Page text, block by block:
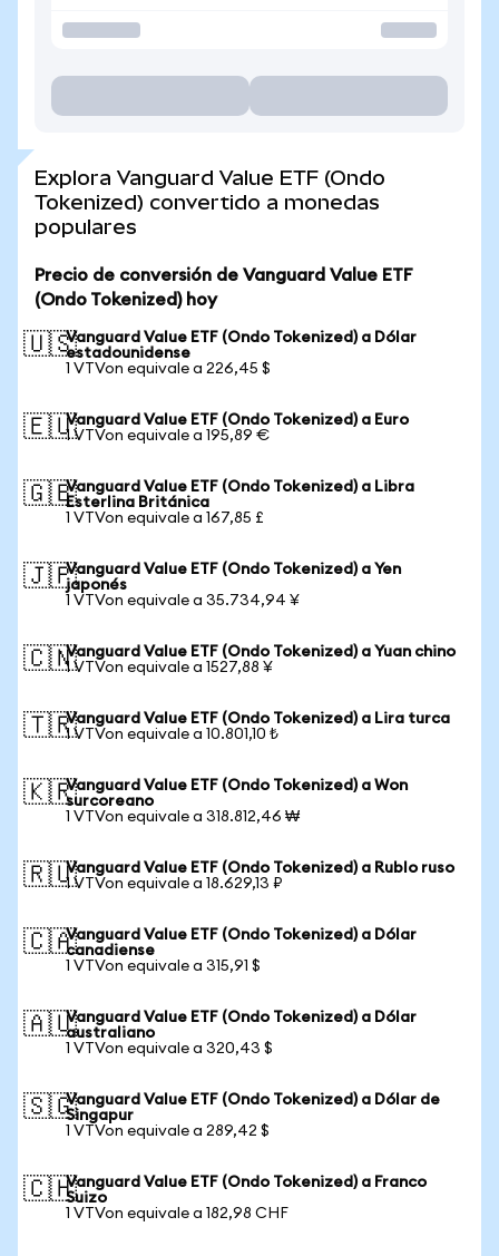
Explora Vanguard Value ETF (Ondo
Tokenized) convertido a monedas
populares
Precio de conversión de Vanguard Value ETF
(Ondo Tokenized) hoy
🇺🇸Vanguard Value ETF (Ondo Tokenized) a Dólar
estadounidense
1 VTVon equivale a 226,45 $
🇪🇺Vanguard Value ETF (Ondo Tokenized) a Euro
1 VTVon equivale a 195,89 €
🇬🇧Vanguard Value ETF (Ondo Tokenized) a Libra
Esterlina Británica
1 VTVon equivale a 167,85 £
🇯🇵Vanguard Value ETF (Ondo Tokenized) a Yen
japonés
1 VTVon equivale a 35.734,94 ¥
🇨🇳Vanguard Value ETF (Ondo Tokenized) a Yuan chino
1 VTVon equivale a 1527,88 ¥
🇹🇷Vanguard Value ETF (Ondo Tokenized) a Lira turca
1 VTVon equivale a 10.801,10 ₺
🇰🇷Vanguard Value ETF (Ondo Tokenized) a Won
surcoreano
1 VTVon equivale a 318.812,46 ₩
🇷🇺Vanguard Value ETF (Ondo Tokenized) a Rublo ruso
1 VTVon equivale a 18.629,13 ₽
🇨🇦Vanguard Value ETF (Ondo Tokenized) a Dólar
canadiense
1 VTVon equivale a 315,91 $
🇦🇺Vanguard Value ETF (Ondo Tokenized) a Dólar
australiano
1 VTVon equivale a 320,43 $
🇸🇬Vanguard Value ETF (Ondo Tokenized) a Dólar de
Singapur
1 VTVon equivale a 289,42 $
🇨🇭Vanguard Value ETF (Ondo Tokenized) a Franco
Suizo
1 VTVon equivale a 182,98 CHF